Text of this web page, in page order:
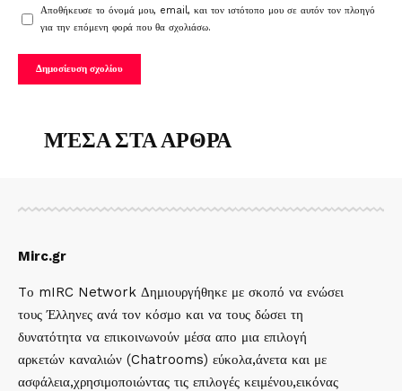
Αποθήκευσε το όνομά μου, email, και τον ιστότοπο μου σε αυτόν τον πλοηγό
για την επόμενη φορά που θα σχολιάσω.
ΜΈΣΑ ΣΤΑ ΑΡΘΡΑ
Mirc.gr
Tο mIRC Network Δημιουργήθηκε με σκοπό να ενώσει
τους Έλληνες ανά τον κόσμο και να τους δώσει τη
δυνατότητα να επικοινωνούν μέσα απο μια επιλογή
αρκετών καναλιών (Chatrooms) εύκολα,άνετα και με
ασφάλεια,χρησιμοποιώντας τις επιλογές κειμένου,εικόνας